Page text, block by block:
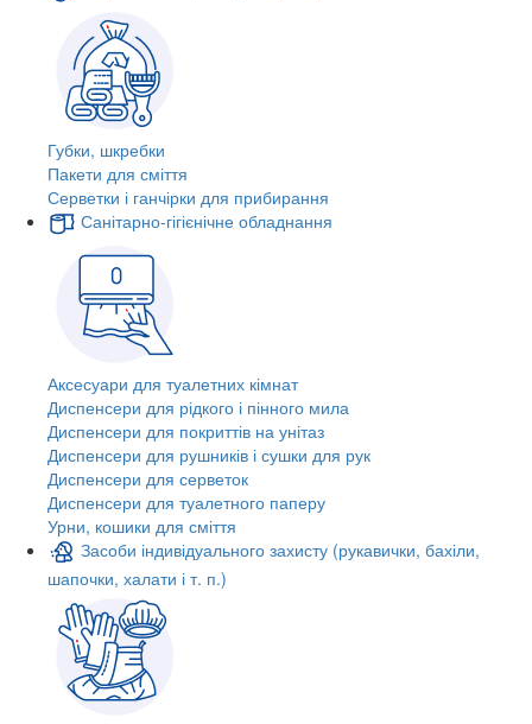
Губки, шкребки
Пакети для сміття
Серветки і ганчірки для прибирання
Санітарно-гігієнічне обладнання
Аксесуари для туалетних кімнат
Диспенсери для рідкого і пінного мила
Диспенсери для покриттів на унітаз
Диспенсери для рушників і сушки для рук
Диспенсери для серветок
Диспенсери для туалетного паперу
Урни, кошики для сміття
Засоби індивідуального захисту (рукавички, бахіли,
шапочки, халати і т. п.)